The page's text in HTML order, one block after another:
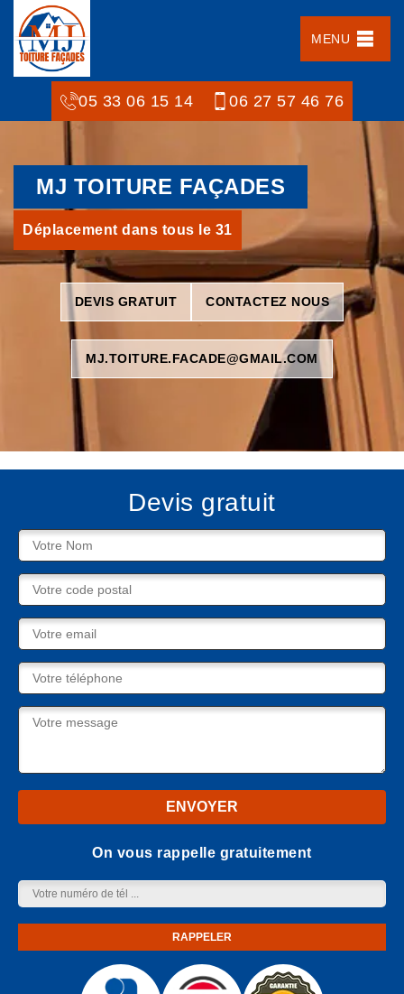
MENU
05 33 06 15 14 06 27 57 46 76
MJ TOITURE FAÇADES
Déplacement dans tous le 31
DEVIS GRATUIT CONTACTEZ NOUS
MJ.TOITURE.FACADE@GMAIL.COM
Devis gratuit
On vous rappelle gratuitement